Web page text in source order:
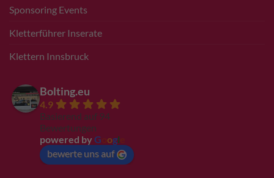
Sponsoring Events
Kletterführer Inserate
Klettern Innsbruck
Bolting.eu
4.9
Basierend auf 94
Bewertungen
powered by G ogl
bewerte uns auf